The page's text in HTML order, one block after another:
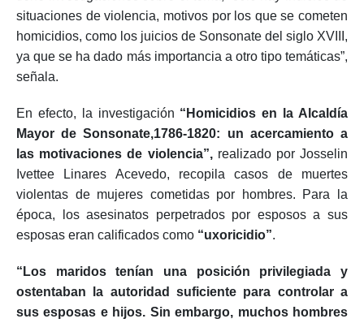
tiene investigaciones sobre el tema, “solo hay indicios de
situaciones de violencia, motivos por los que se cometen
homicidios, como los juicios de Sonsonate del siglo XVIII,
ya que se ha dado más importancia a otro tipo temáticas”,
En efecto, la investigación
Mayor de Sonsonate,1786-1820: un acercamiento a
las motivaciones de violencia”, realizado por Josselin
Ivettee Linares Acevedo, recopila casos de muertes
violentas de mujeres cometidas por hombres. Para la
época, los asesinatos perpetrados por esposos a sus
esposas eran calificados como
“Los maridos tenían una posición privilegiada y
ostentaban la autoridad suficiente para controlar a